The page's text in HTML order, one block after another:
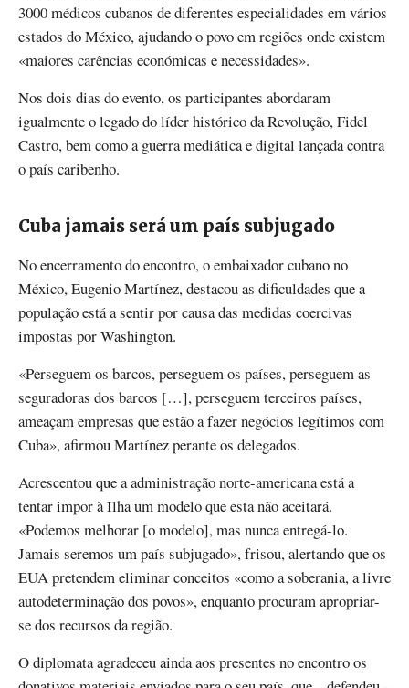
3000 médicos cubanos de diferentes especialidades em vários
estados do México, ajudando o povo em regiões onde existem
«maiores carências económicas e necessidades».
Nos dois dias do evento, os participantes abordaram
igualmente o legado do líder histórico da Revolução, Fidel
Castro, bem como a guerra mediática e digital lançada contra
o país caribenho.
Cuba jamais será um país subjugado
No encerramento do encontro, o embaixador cubano no
México, Eugenio Martínez, destacou as dificuldades que a
população está a sentir por causa das medidas coercivas
impostas por Washington.
«Perseguem os barcos, perseguem os países, perseguem as
seguradoras dos barcos […], perseguem terceiros países,
ameaçam empresas que estão a fazer negócios legítimos com
Cuba», afirmou Martínez perante os delegados.
Acrescentou que a administração norte-americana está a
tentar impor à Ilha um modelo que esta não aceitará.
«Podemos melhorar [o modelo], mas nunca entregá-lo.
Jamais seremos um país subjugado», frisou, alertando que os
EUA pretendem eliminar conceitos «como a soberania, a livre
autodeterminação dos povos», enquanto procuram apropriar-
se dos recursos da região.
O diplomata agradeceu ainda aos presentes no encontro os